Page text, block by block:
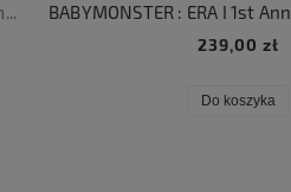
BABYMONSTER ERA II 2nd Anniversary Memory Pack
239,00 zł
Do koszyka